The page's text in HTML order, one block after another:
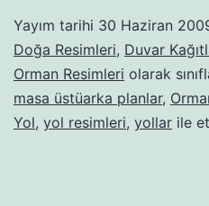
Yayım tarihi 30 Haziran
Doğa Resimleri, Duvar
Orman Resimleri olarak
masa üstüarka planlar,
Yol, yol resimleri, yollar ile